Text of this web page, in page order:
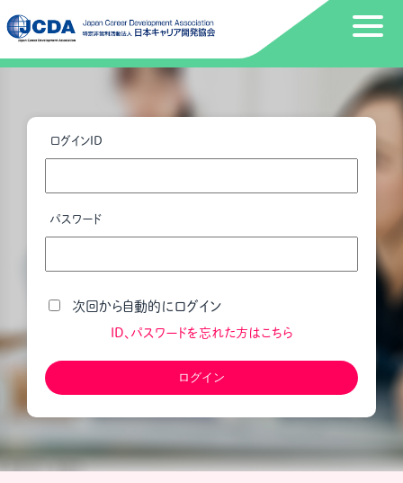
ログインID
パスワード
次回から自動的にログイン
ID、パスワードを忘れた方はこちら